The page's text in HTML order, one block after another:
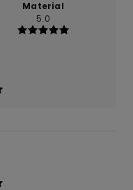
Material
5.0